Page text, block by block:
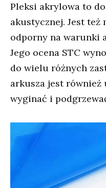
Pleksi akrylowa to
akustycznej. Jest też
odporny na warunki
Jego ocena STC
do wielu różnych
arkusza jest również
wyginać i